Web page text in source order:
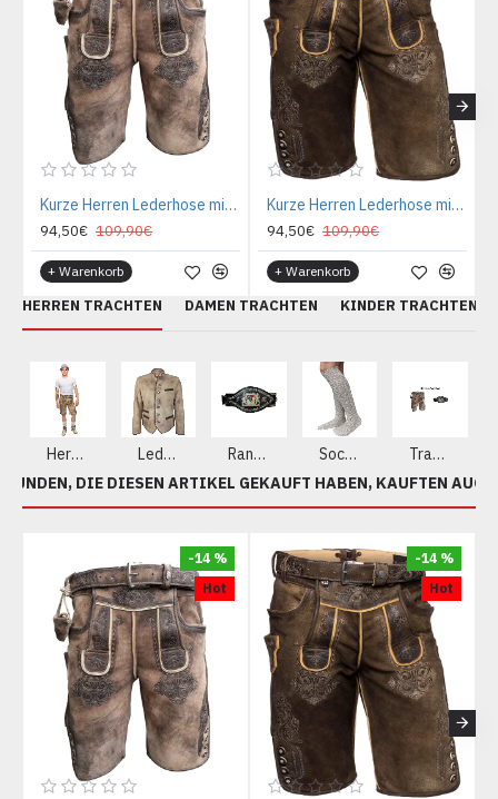
Kurze Herren Lederhose mit Gürtel, Krone
94,50€ 109,90€
+ Warenkorb
Kurze Herren Lederhose mit Gürtel, Karl
94,50€ 109,90€
+ Warenkorb
HERREN TRACHTEN DAMEN TRACHTEN KINDER TRACHTEN
Herren Lederhosen aus echtem Leder Lederjacke Ranzen - Gürtel Socken
Trachten Sets
KUNDEN, DIE DIESEN ARTIKEL GEKAUFT HABEN, KAUFTEN AUCH
Hot
-14 %
Hot
-14 %